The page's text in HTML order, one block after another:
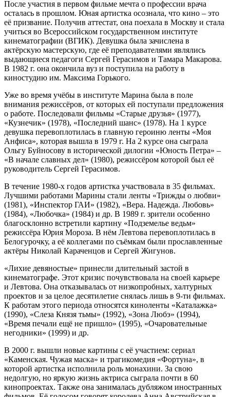
После участия в первом фильме мечта о профессии врача
осталась в прошлом. Юная артистка осознала, что кино – это
её призвание. Получив аттестат, она поехала в Москву и стала
учиться во Всероссийском государственном институте
кинематографии (ВГИК). Девушка была зачислена в
актёрскую мастерскую, где её преподавателями являлись
выдающиеся педагоги Сергей Герасимов и Тамара Макарова.
В 1982 г. она окончила вуз и поступила на работу в
киностудию им. Максима Горького.
Уже во время учёбы в институте Марина была в поле
внимания режиссёров, от которых ей поступали предложения
о работе. Последовали фильмы «Старые друзья» (1977),
«Кузнечик» (1978), «Последний шанс» (1978). На 1 курсе
девушка перевоплотилась в главную героиню ленты «Моя
Анфиса», которая вышла в 1979 г. На 2 курсе она сыграла
Ольгу Буйносову в исторической дилогии «Юность Петра» –
«В начале славных дел» (1980), режиссёром которой был её
руководитель Сергей Герасимов.
В течение 1980-х годов артистка участвовала в 35 фильмах.
Лучшими работами Марины стали ленты «Трижды о любви»
(1981), «Инспектор ГАИ» (1982), «Вера. Надежда. Любовь»
(1984), «Любочка» (1984) и др. В 1989 г. зрители особенно
благосклонно встретили картину «Подземелье ведьм»
режиссёра Юрия Мороза. В нём Левтова перевоплотилась в
Белогурочку, а её коллегами по съёмкам были прославленные
актёры Николай Караченцов и Сергей Жигунов.
«Лихие девяностые» принесли длительный застой в
кинематографе. Этот кризис почувствовала на своей карьере
и Левтова. Она отказывалась от низкопробных, халтурных
проектов и за целое десятилетие снялась лишь в 9-ти фильмах.
К работам этого периода относятся киноленты «Каталажка»
(1990), «Слеза Князя тьмы» (1992), «Зона Любэ» (1994),
«Время печали ещё не пришло» (1995), «Очаровательные
негодники» (1999) и др.
В 2000 г. вышли новые картины с её участием: сериал
«Каменская. Чужая маска» и трагикомедия «Фортуна», в
которой артистка исполнила роль монахини. За свою
недолгую, но яркую жизнь актриса сыграла почти в 60
кинопроектах. Также она занималась дубляжом иностранных